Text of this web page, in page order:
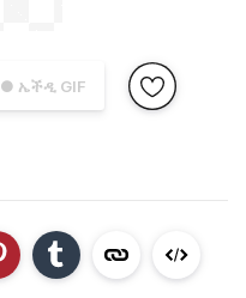
● ኤችዲ GIF